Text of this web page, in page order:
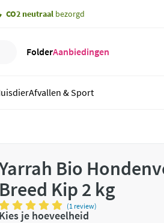
CO2 neutraal bezorgd
FolderAanbiedingen
Afvallen & Sport
Bio
Breed Kip 2 kg
(1 review)
Kies je hoeveelheid